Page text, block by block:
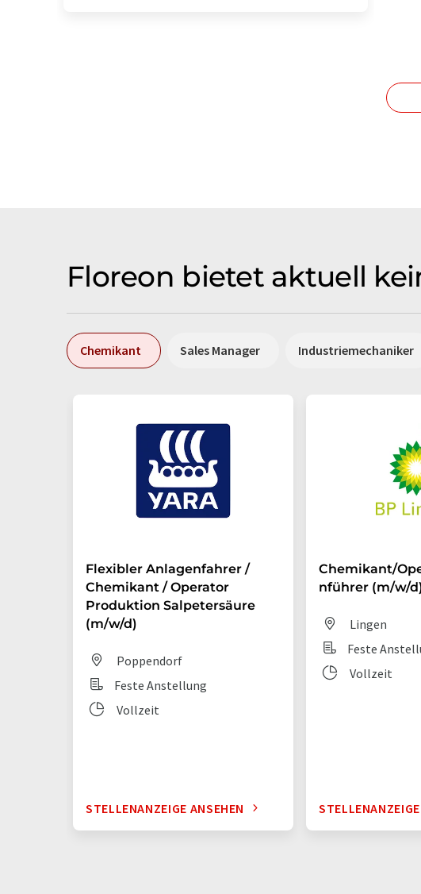
Floreon bietet aktuell
Chemikant Sales Manager Industriemechaniker
Flexibler Anlagenfahrer /
Chemikant / Operator
Produktion Salpetersäure
(m/w/d)
Poppendorf
Feste Anstellung
Vollzeit
STELLENANZEIGE ANSEHEN
Chemikant/
nführer (m/w/
Lingen
Feste
Vollzeit